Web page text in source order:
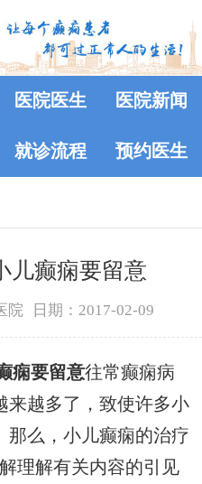
医院医生 医院新闻
就诊流程 预约医生
儿癫痫要留意
院 日期：2017-02-09
痫要留意往常癫痫病
来越多了，致使许多小
那么，小儿癫痫的治疗
理解有关内容的引见